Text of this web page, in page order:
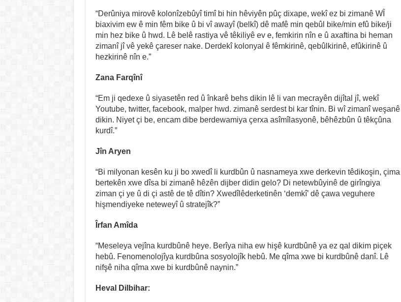
“Derûniya mirovê kolonîzebûyî timî bi hin hêviyên pûç dixape, wekî ez bi zimanê WÎ
biaxivim ew ê min fêm bike û bi vî awayî (belkî) dê mafê min qebûl bike/min efû bike/ji
min hez bike û hwd. Lê belê rastiya vê têkiliyê ev e, femkirin nîn e û axaftina bi heman
zimanî jî vê yekê çareser nake. Derdekî kolonyal ê fêmkirinê, qebûlkirinê, efûkirinê û
hezkirinê nîn e.”
Zana Farqînî
“Em ji qedexe û siyasetên red û înkarê behs dikin lê li van mecrayên dijîtal jî, wekî
Youtube, twitter, facebook, malper hwd. zimanê serdest bi kar tînin. Bi wî zimanî weşanê
dikin. Niyet çi be, encam dibe berdewamiya çerxa asîmîlasyonê, bêhêzbûn û têkçûna
kurdî.”
Jîn Aryen
“Bi milyonan kesên ku ji bo xwedî li kurdbûn û nasnameya xwe derkevin têdikoşin, çima
bertekên xwe dîsa bi zimanê hêzên dijber didin gelo? Di netewbûyinê de girîngiya
ziman çi ye û di çi astê de tê dîtin? Xwedîlêderketinên ‘demkî’ dê çawa veguhere
hişmendiyeke neteweyî û stratejîk?”
Îrfan Amîda
“Meseleya vejîna kurdbûnê heye. Berîya niha ew hişê kurdbûnê ya ez qal dikim piçek
hebû. Fenomenolojîya kurdbûna sosyolojîk hebû. Me qîma xwe bi kurdbûnê danî. Lê
nifşê niha qîma xwe bi kurdbûnê naynin.”
Heval Dilbihar: